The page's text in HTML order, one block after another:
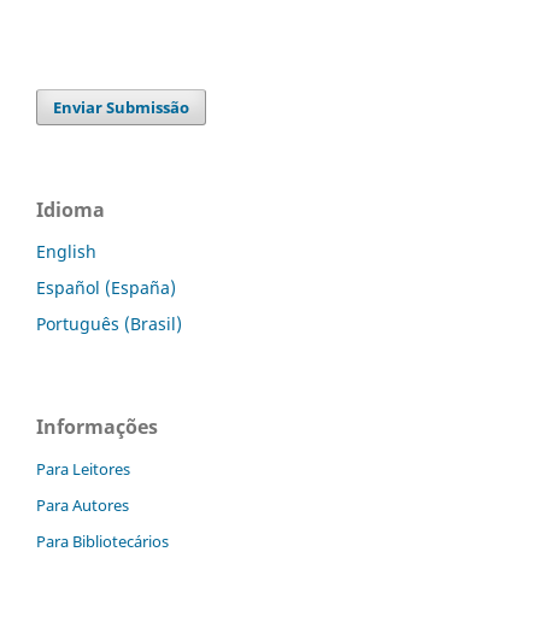
Enviar Submissão
Idioma
English
Español (España)
Português (Brasil)
Informações
Para Leitores
Para Autores
Para Bibliotecários